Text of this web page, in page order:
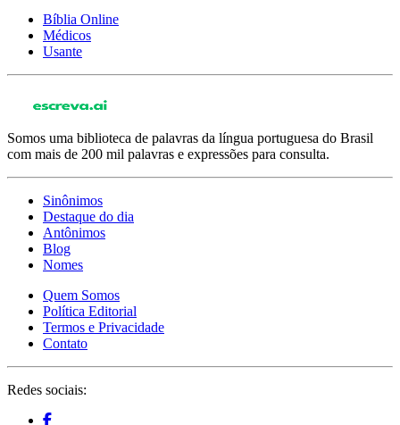
Bíblia Online
Médicos
Usante
Somos uma biblioteca de palavras da língua portuguesa do Brasil
com mais de 200 mil palavras e expressões para consulta.
Sinônimos
Destaque do dia
Antônimos
Blog
Nomes
Quem Somos
Política Editorial
Termos e Privacidade
Contato
Redes sociais: